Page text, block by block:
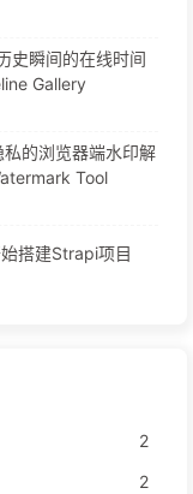
史瞬间的在线时间
Gallery
的浏览器端水印解
Tool
搭建Strapi项目
2
2